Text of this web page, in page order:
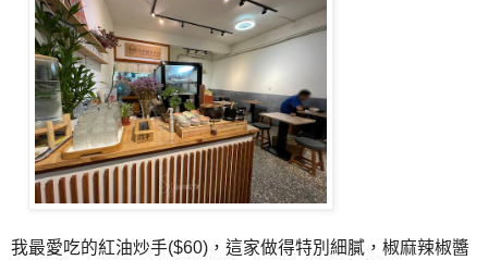
我最愛吃的紅油炒手($60)，這家做得特別細膩，椒麻辣椒醬